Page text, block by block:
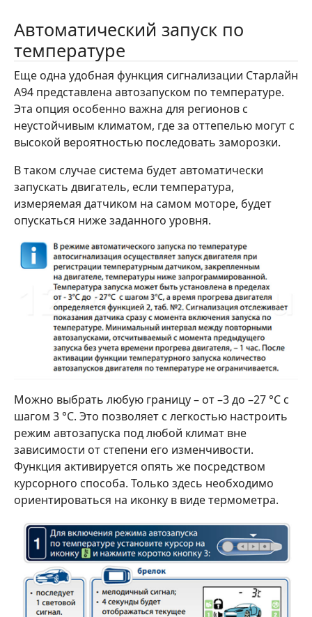
Автоматический запуск по
температуре
Еще одна удобная функция сигнализации Старлайн
А94 представлена автозапуском по температуре.
Эта опция особенно важна для регионов с
неустойчивым климатом, где за оттепелью могут с
высокой вероятностью последовать заморозки.
В таком случае система будет автоматически
запускать двигатель, если температура,
измеряемая датчиком на самом моторе, будет
опускаться ниже заданного уровня.
Можно выбрать любую границу – от –3 до –27 °C с
шагом 3 °C. Это позволяет с легкостью настроить
режим автозапуска под любой климат вне
зависимости от степени его изменчивости.
Функция активируется опять же посредством
курсорного способа. Только здесь необходимо
ориентироваться на иконку в виде термометра.